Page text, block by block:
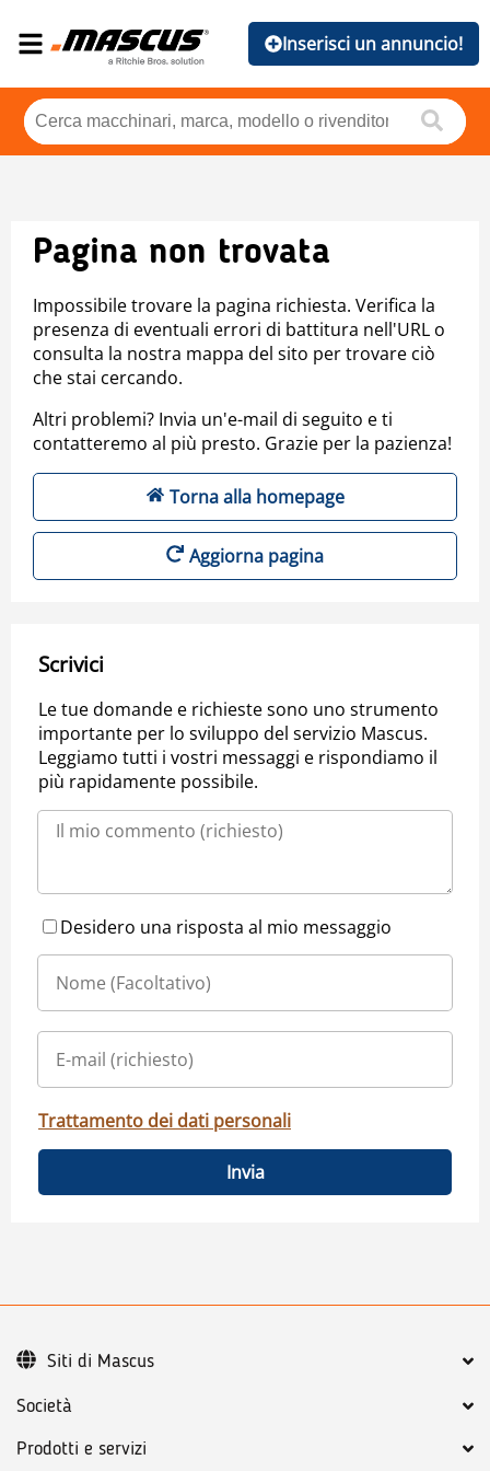
Inserisci un annuncio!
Pagina non trovata
Impossibile trovare la pagina richiesta. Verifica la
presenza di eventuali errori di battitura nell'URL o
consulta la nostra mappa del sito per trovare ciò
che stai cercando.
Altri problemi? Invia un'e-mail di seguito e ti
contatteremo al più presto. Grazie per la pazienza!
Torna alla homepage
Aggiorna pagina
Scrivici
Le tue domande e richieste sono uno strumento
importante per lo sviluppo del servizio Mascus.
Leggiamo tutti i vostri messaggi e rispondiamo il
più rapidamente possibile.
Desidero una risposta al mio messaggio
Trattamento dei dati personali
Invia
Società
Prodotti e servizi
Siti di Mascus